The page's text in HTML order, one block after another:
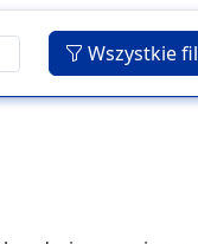
Wszystkie